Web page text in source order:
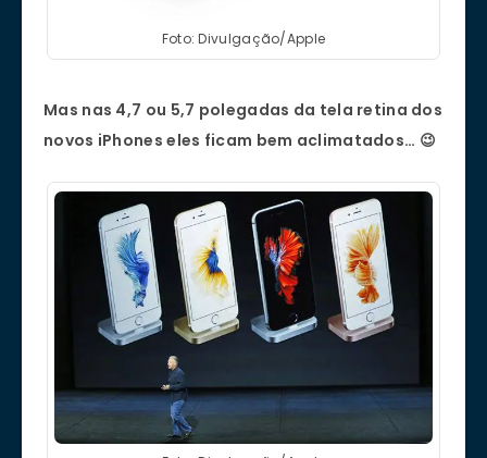
Foto: Divulgação/Apple
Mas nas 4,7 ou 5,7 polegadas da tela retina dos
novos iPhones eles ficam bem aclimatados… 😉